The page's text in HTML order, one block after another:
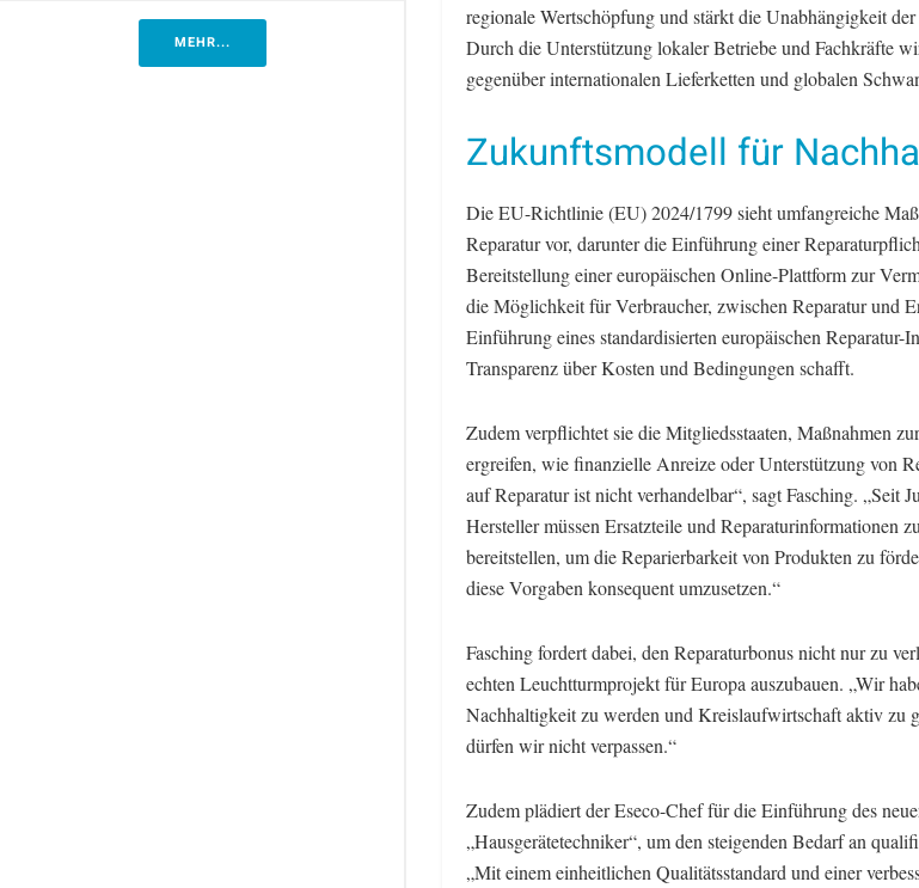
MEHR...
regionale Wertschöpfung und stärkt die Unabhängigkeit
Durch die Unterstützung lokaler Betriebe und Fachkräfte
gegenüber internationalen Lieferketten und globalen
Zukunftsmodell für
Die EU-Richtlinie (EU) 2024/1799 sieht umfangreiche
Reparatur vor, darunter die Einführung einer
Bereitstellung einer europäischen Online-Plattform zur
die Möglichkeit für Verbraucher, zwischen Reparatur und
Einführung eines standardisierten europäischen Reparatur-
Transparenz über Kosten und Bedingungen schafft.
Zudem verpflichtet sie die Mitgliedsstaaten, Maßnahmen
ergreifen, wie finanzielle Anreize oder Unterstützung von
auf Reparatur ist nicht verhandelbar“, sagt Fasching. „Seit
Hersteller müssen Ersatzteile und Reparaturinformationen
bereitstellen, um die Reparierbarkeit von Produkten zu
diese Vorgaben konsequent umzusetzen.“
Fasching fordert dabei, den Reparaturbonus nicht nur zu
echten Leuchtturmprojekt für Europa auszubauen. „Wir
Nachhaltigkeit zu werden und Kreislaufwirtschaft aktiv zu
dürfen wir nicht verpassen.“
Zudem plädiert der Eseco-Chef für die Einführung des
„Hausgerätetechniker“, um den steigenden Bedarf an
„Mit einem einheitlichen Qualitätsstandard und einer